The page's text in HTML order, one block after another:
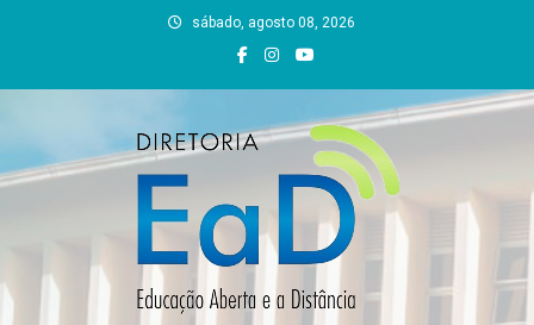
sábado, agosto 08, 2026